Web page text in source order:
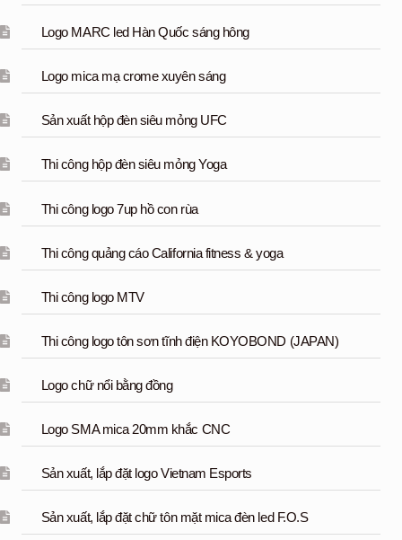
Logo MARC led Hàn Quốc sáng hông
Logo mica mạ crome xuyên sáng
Sản xuất hộp đèn siêu mỏng UFC
Thi công hộp đèn siêu mỏng Yoga
Thi công logo 7up hồ con rùa
Thi công quảng cáo California fitness & yoga
Thi công logo MTV
Thi công logo tôn sơn tĩnh điện KOYOBOND (JAPAN)
Logo chữ nổi bằng đồng
Logo SMA mica 20mm khắc CNC
Sản xuất, lắp đặt logo Vietnam Esports
Sản xuất, lắp đặt chữ tôn mặt mica đèn led F.O.S